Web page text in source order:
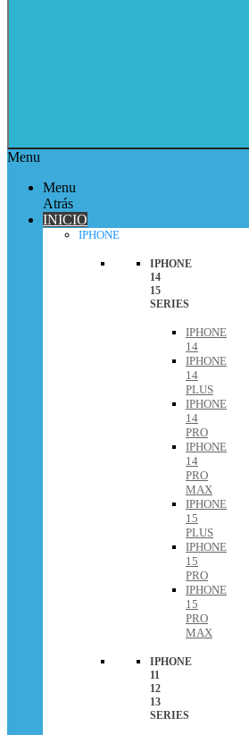
Menu
Menu
Atrás
INICIO
IPHONE
IPHONE
14
15
SERIES
IPHONE
14
IPHONE
14
PLUS
IPHONE
14
PRO
IPHONE
14
PRO
MAX
IPHONE
15
PLUS
IPHONE
15
PRO
IPHONE
15
PRO
MAX
IPHONE
11
12
13
SERIES